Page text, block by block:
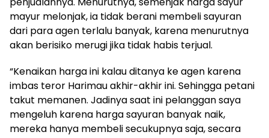
mayur melonjak, ia tidak berani membeli sayuran
dari para agen terlalu banyak, karena menurutnya
akan berisiko merugi jika tidak habis terjual.
“Kenaikan harga ini kalau ditanya ke agen karena
imbas teror Harimau akhir-akhir ini. Sehingga petani
takut memanen. Jadinya saat ini pelanggan saya
mengeluh karena harga sayuran banyak naik,
mereka hanya membeli secukupnya saja, secara